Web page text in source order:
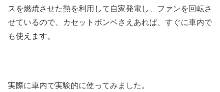
スを燃焼させた熱を利用して自家発電し、ファンを回転さ
せているので、カセットボンベさえあれば、すぐに車内で
も使えます。
実際に車内で実験的に使ってみました。